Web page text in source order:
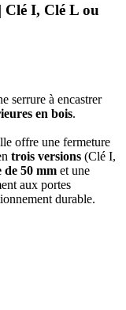
Clé I, Clé L ou
serrure à encastrer
en bois.
offre une fermeture
trois versions (Clé I,
de 50 mm et une
aux portes
durable.